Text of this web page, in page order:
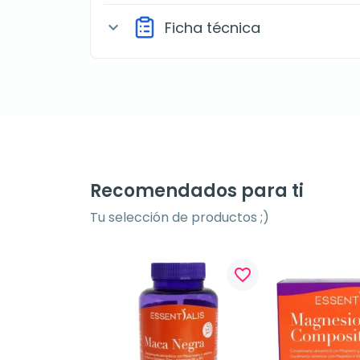
expand_more Ficha técnica
Recomendados para ti
Tu selección de productos ;)
favorite_border